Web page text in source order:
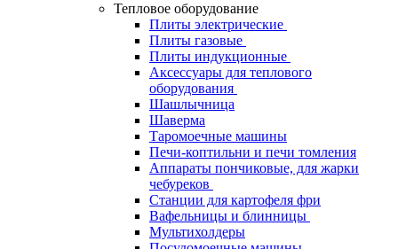
Тепловое оборудование
Плиты электрические
Плиты газовые
Плиты индукционные
Аксессуары для теплового
оборудования
Шашлычница
Шаверма
Таромоечные машины
Печи-коптильни и печи томления
Аппараты пончиковые, для жарки
чебуреков
Станции для картофеля фри
Вафельницы и блинницы
Мультихолдеры